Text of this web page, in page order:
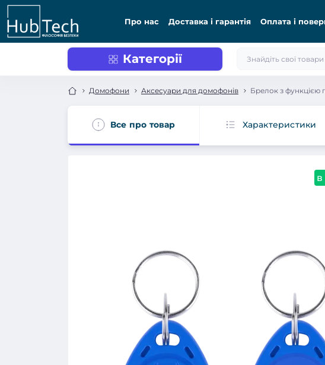
Про нас Доставка і гарантія Оплата і
Категорії
Домофони Аксесуари для домофонів Брелок з функцією
Все про товар Характеристики
в